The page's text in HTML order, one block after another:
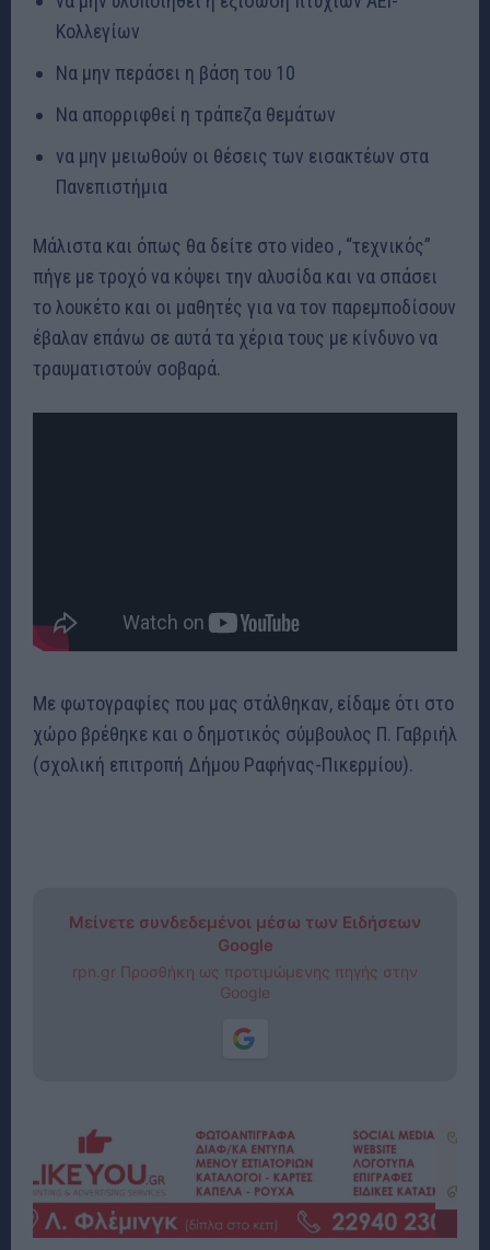
Κολλεγίων
Να μην περάσει η βάση του 10
Να απορριφθεί η τράπεζα θεμάτων
να μην μειωθούν οι θέσεις των εισακτέων στα
Πανεπιστήμια
Μάλιστα και όπως θα δείτε στο video , “τεχνικός”
πήγε με τροχό να κόψει την αλυσίδα και να σπάσει
το λουκέτο και οι μαθητές για να τον παρεμποδίσουν
έβαλαν επάνω σε αυτά τα χέρια τους με κίνδυνο να
τραυματιστούν σοβαρά.
Με φωτογραφίες που μας στάλθηκαν, είδαμε ότι στο
χώρο βρέθηκε και ο δημοτικός σύμβουλος Π. Γαβριήλ
(σχολική επιτροπή Δήμου Ραφήνας-Πικερμίου).
Μείνετε συνδεδεμένοι μέσω των Ειδήσεων
Google
rpn.gr Προσθήκη ως προτιμώμενης πηγής στην
Google